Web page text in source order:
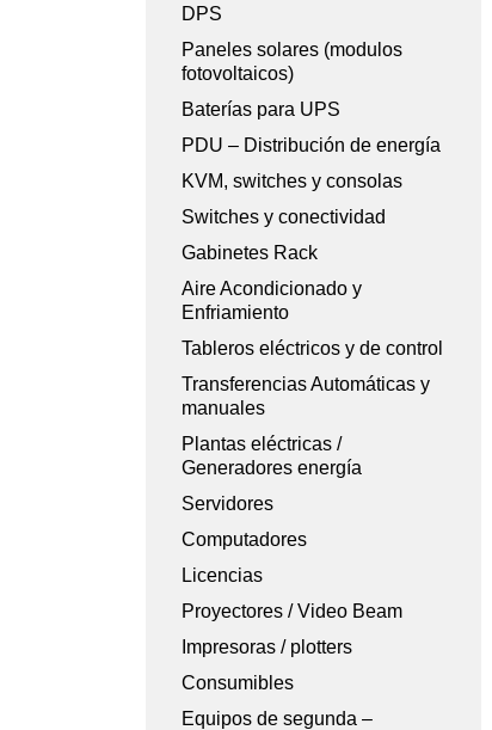
DPS
Paneles solares (modulos
fotovoltaicos)
Baterías para UPS
PDU – Distribución de energía
KVM, switches y consolas
Switches y conectividad
Gabinetes Rack
Aire Acondicionado y
Enfriamiento
Tableros eléctricos y de control
Transferencias Automáticas y
manuales
Plantas eléctricas /
Generadores energía
Servidores
Computadores
Licencias
Proyectores / Video Beam
Impresoras / plotters
Consumibles
Equipos de segunda –